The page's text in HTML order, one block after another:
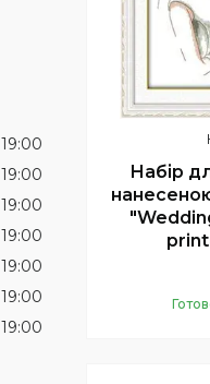
Набір
19:00
19:00
19:00
19:00
19:00
19:00
19:00